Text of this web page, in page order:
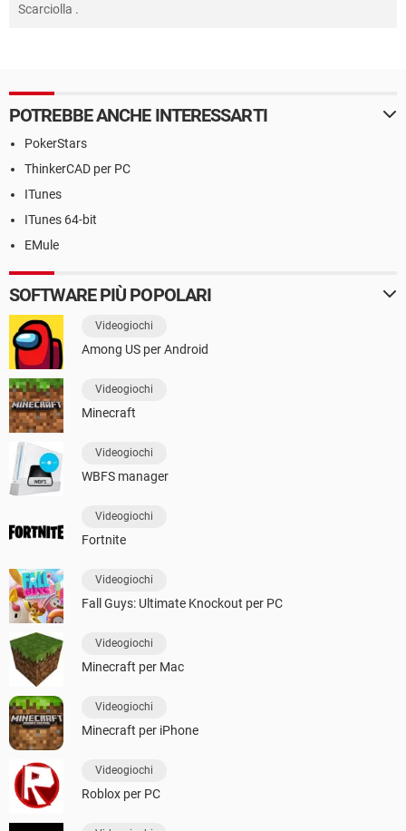
Scarciolla .
POTREBBE ANCHE INTERESSARTI
PokerStars
ThinkerCAD per PC
ITunes
ITunes 64-bit
EMule
SOFTWARE PIÙ POPOLARI
Videogiochi
Among US per Android
Videogiochi
Minecraft
Videogiochi
WBFS manager
Videogiochi
Fortnite
Videogiochi
Fall Guys: Ultimate Knockout per PC
Videogiochi
Minecraft per Mac
Videogiochi
Minecraft per iPhone
Videogiochi
Roblox per PC